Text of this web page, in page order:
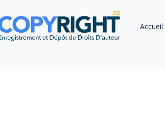
Accueil